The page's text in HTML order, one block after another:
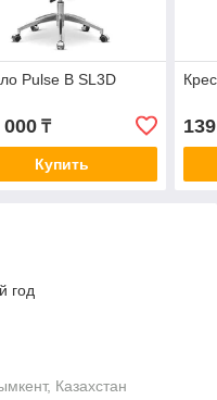
Pulse B SL3D
000₸
Купить
год
Казахстан